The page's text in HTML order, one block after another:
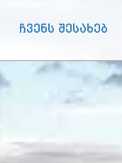
ჩვენს შესახებ